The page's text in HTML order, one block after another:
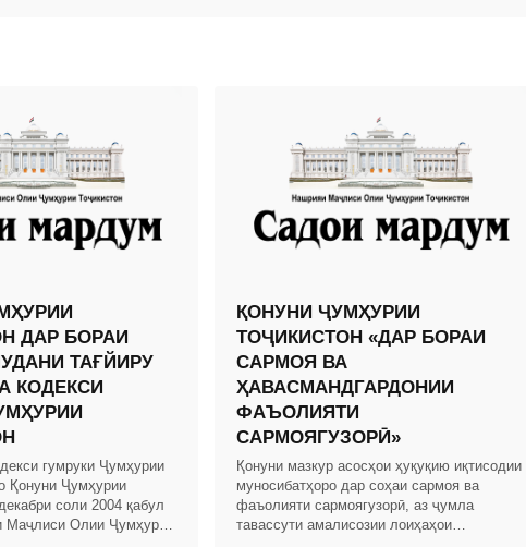
ДАР БОРАИ
ТАҒЙИРУ
КОДЕКСИ
гумруки Ҷумҳурии
Қонуни Ҷумҳурии
соли 2004 қабул
Маҷлиси Олии Ҷумҳурии
ҚОНУНИ ҶУМҲУРИИ
ТОҶИКИСТОН «ДАР БОРАИ
САРМОЯ ВА
ҲАВАСМАНДГАРДОНИИ
ФАЪОЛИЯТИ
САРМОЯГУЗОРӢ»
Қонуни мазкур асосҳои ҳуқуқию иқтисодии
муносибатҳоро дар соҳаи сармоя ва
фаъолияти сармоягузорӣ, аз ҷумла
тавассути амалисозии лоиҳаҳои